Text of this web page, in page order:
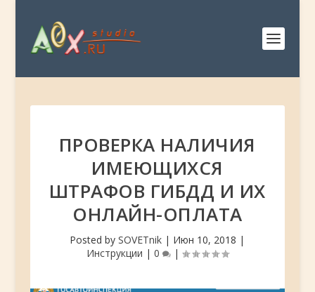
ПРОВЕРКА НАЛИЧИЯ
ИМЕЮЩИХСЯ
ШТРАФОВ ГИБДД И ИХ
ОНЛАЙН-ОПЛАТА
Posted bySOVETnik | Июн 10, 2018 |
Инструкции | 0 |